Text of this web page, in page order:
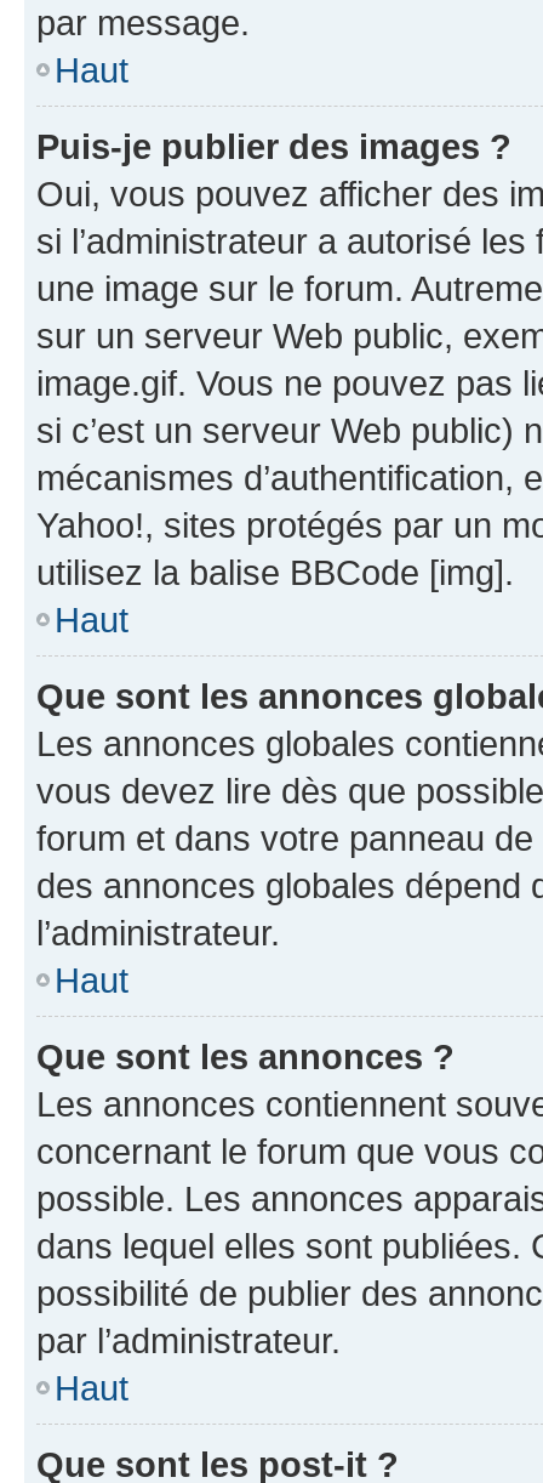
par message.
Haut
Puis-je publier des images ?
Oui, vous pouvez afficher des
si l’administrateur a autorisé
une image sur le forum.
sur un serveur Web public,
image.gif. Vous ne pouvez pas
si c’est un serveur Web public)
mécanismes d’authentification,
Yahoo!, sites protégés par un
utilisez la balise BBCode [img].
Haut
Que sont les annonces
Les annonces globales
vous devez lire dès que
forum et dans votre panneau
des annonces globales dépend
l’administrateur.
Haut
Que sont les annonces ?
Les annonces contiennent
concernant le forum que vous
possible. Les annonces
dans lequel elles sont publiées.
possibilité de publier des
par l’administrateur.
Haut
Que sont les post-it ?